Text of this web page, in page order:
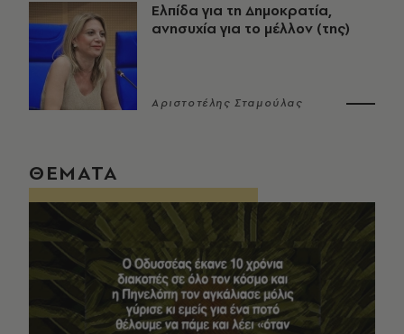
Ελπίδα για τη Δημοκρατία,
ανησυχία για το μέλλον (της)
Αριστοτέλης Σταμούλας
ΘΕΜΑΤΑ